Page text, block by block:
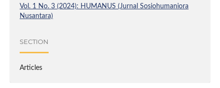
Vol. 1 No. 3 (2024): HUMANUS (Jurnal Sosiohumaniora
Nusantara)
SECTION
Articles